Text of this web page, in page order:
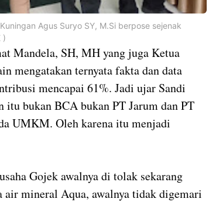
Agus Suryo SY, M.Si berpose sejenak
)
Mandela, SH, MH yang juga Ketua
mengatakan ternyata fakta dan data
mencapai 61%. Jadi ujar Sandi
itu bukan BCA bukan PT Jarum dan PT
UMKM. Oleh karena itu menjadi
Gojek awalnya di tolak sekarang
air mineral Aqua, awalnya tidak digemari